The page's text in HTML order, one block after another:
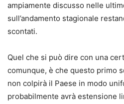
ampiamente discusso nelle
sull’andamento stagionale
scontati.
Quel che si può dire con una
comunque, è che questo primo
non colpirà il Paese in modo
probabilmente avrà estensione